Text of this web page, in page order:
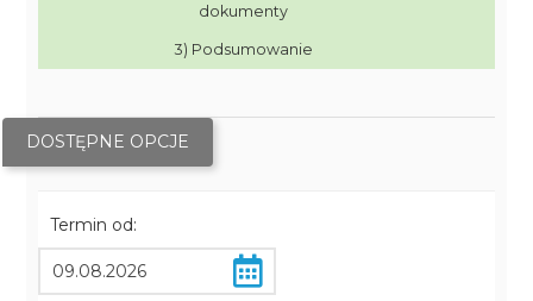
dokumenty
3) Podsumowanie
DOSTĘPNE OPCJE
Termin od: